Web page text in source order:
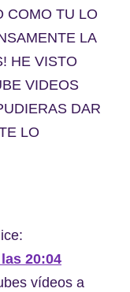
COMO TU LO
LA
HE VISTO
VIDEOS
DAR
LO
20:04
vídeos a